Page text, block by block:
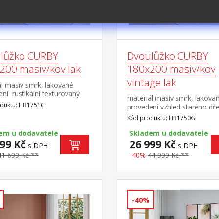
CURBY
masiv/kov lak
masiv smrk, lakované
rustikální texturovaný
kovové nohy, dělené
cena bez roštu a
doporučená výška
15 cm
HB1751G
u dodavatele
Kč s DPH
699 Kč **
Dvoulůžko CURBY
180x200 masiv/kov
vintage lak
materiál masiv smrk,
provedení vzhled starého
rustikální texturovaný povrch
kovové nohy, dělené čelo
postele cena bez roštu a
výška čela 43 cm minimální
doporučená výška matrace
cm doporučený rozměr
cm a rošt R4 doporučená
Kód produktu: HB1750G
Skladem u dodavatele
26 999 Kč s DPH
-40% 44 999 Kč **
-40%